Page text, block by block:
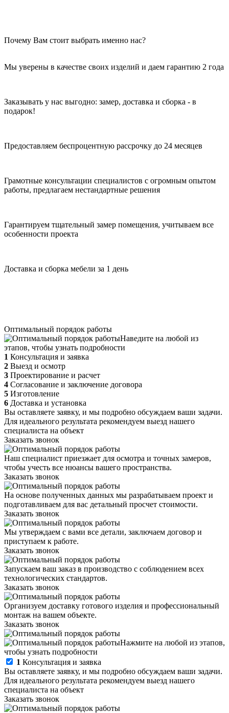
Почему Вам стоит выбрать именно нас?
Мы уверены в качестве своих изделий и даем гарантию 2 года
Заказывать у нас выгодно: замер, доставка и сборка - в
подарок!
Предоставляем беспроцентную рассрочку до 24 месяцев
Грамотные консультации специалистов с огромным опытом
работы, предлагаем нестандартные решения
Гарантируем тщательный замер помещения, учитываем все
особенности проекта
Доставка и сборка мебели за 1 день
Оптимальный порядок работы
Наведите на любой из
этапов, чтобы узнать подробности
1 Консультация и заявка
2 Выезд и осмотр
3 Проектирование и расчет
4 Согласование и заключение договора
5 Изготовление
6 Доставка и установка
Вы оставляете заявку, и мы подробно обсуждаем ваши задачи.
Для идеального результата рекомендуем выезд нашего
специалиста на объект
Заказать звонок
Наш специалист приезжает для осмотра и точных замеров,
чтобы учесть все нюансы вашего пространства.
Заказать звонок
На основе полученных данных мы разрабатываем проект и
подготавливаем для вас детальный просчет стоимости.
Заказать звонок
Мы утверждаем с вами все детали, заключаем договор и
приступаем к работе.
Заказать звонок
Запускаем ваш заказ в производство с соблюдением всех
технологических стандартов.
Заказать звонок
Организуем доставку готового изделия и профессиональный
монтаж на вашем объекте.
Заказать звонок
Нажмите на любой из этапов,
чтобы узнать подробности
1 Консультация и заявка
Вы оставляете заявку, и мы подробно обсуждаем ваши задачи.
Для идеального результата рекомендуем выезд нашего
специалиста на объект
Заказать звонок